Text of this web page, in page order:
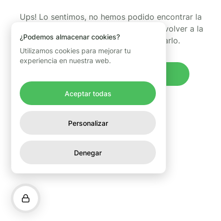
Ups! Lo sentimos, no hemos podido encontrar la
página que estabas buscando. Puedes volver a la
página de inicio y volver a intentarlo.
¿Podemos almacenar cookies?
Utilizamos cookies para mejorar tu
experiencia en nuestra web.
Aceptar todas
Personalizar
Denegar